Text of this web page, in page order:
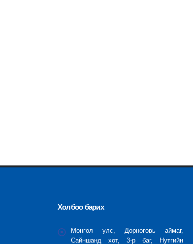
Холбоо барих
Монгол улс, Дорноговь аймаг,
Сайншанд хот, 3-р баг, Нутгийн